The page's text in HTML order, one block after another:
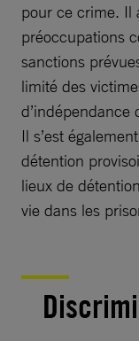
pour ce crime. Il
préoccupations
sanctions
limité des
d’indépendance
Il s’est
détention
lieux de
vie dans les